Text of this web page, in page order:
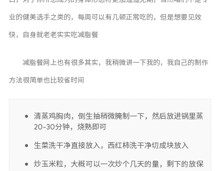
业的健美选手之类的，每周可以有几顿正常吃的，但是想要见效
快，自身就老老实实吃减脂餐
减脂餐网上也有很多其实，我稍微讲一下我的，我自己的制作
方法很简单也比较省时间
清蒸鸡胸肉，倒生抽稍微腌制一下，然后放进锅里蒸
20-30分钟，烧熟即可
生菜洗干净直接放入，西红柿洗干净切成块放入
炒玉米粒，大概可以一次炒个几天的量，剩下的放保